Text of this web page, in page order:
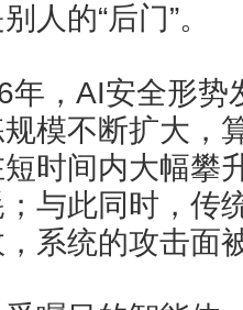
人的“后门”。
年，AI安全形势
模不断扩大，
时间内大幅攀
与此同时，传
系统的攻击面